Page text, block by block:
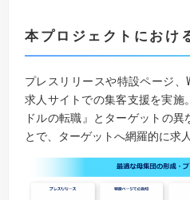
本プロジェクトにおけ
プレスリリースや特設ページ、
求人サイトでの集客支援を実施
ドルの転職』とターゲットの
とで、ターゲットへ網羅的に求